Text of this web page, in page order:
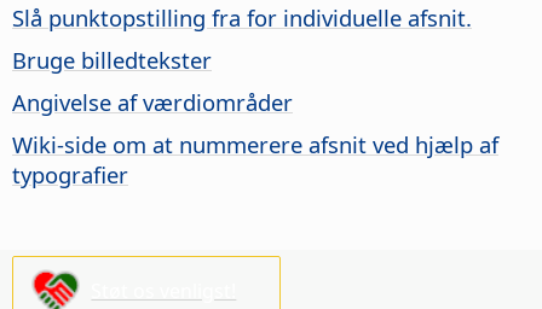
Slå punktopstilling fra for individuelle afsnit.
Bruge billedtekster
Angivelse af værdiområder
Wiki-side om at nummerere afsnit ved hjælp af
typografier